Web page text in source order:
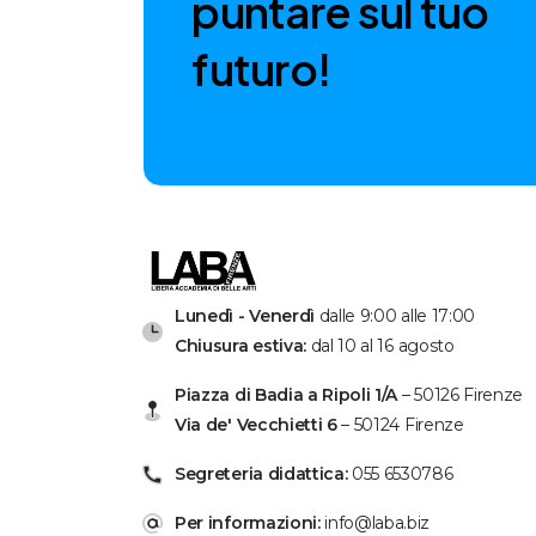
puntaresultuo
futuro!
Lunedì - Venerdì dalle 9:00 alle 17:00
Chiusura estiva:dal 10 al 16 agosto
Piazza di Badia a Ripoli 1/A – 50126 Firenze
Via de' Vecchietti 6 – 50124 Firenze
Segreteria didattica:055 6530786
Per informazioni:info@laba.biz